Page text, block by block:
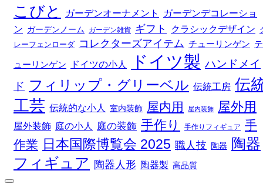
こびと
ガーデンオーナメント
ガーデンデコレーショ
ン ガーデンノーム ガーデン雑貨 ギフト クラシックデザイン
レーフェンローダ コレクターズアイテム チューリンゲン テ
ューリンゲン ドイツの小人 ドイツ製 ハンドメイ
ド フィリップ・グリーベル 伝統工房 伝
工芸 伝統的な小人 室内装飾 屋内用 屋内装飾 屋外用
屋外装飾 庭の小人 庭の装飾 手作り 手作りフィギュア
手
作業 日本国際博覧会 2025 職人技 陶器
陶器
フィギュア
陶器人形 陶器製 高品質